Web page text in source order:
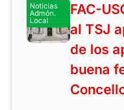
Noticias
Admón.
Local
FAC-
al TSJ
de los
buena